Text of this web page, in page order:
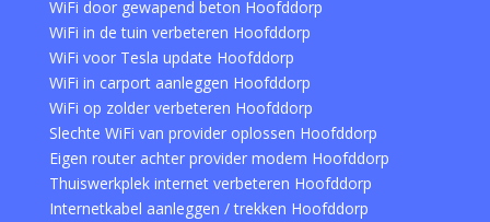
WiFi door gewapend beton Hoofddorp
WiFi in de tuin verbeteren Hoofddorp
WiFi voor Tesla update Hoofddorp
WiFi in carport aanleggen Hoofddorp
WiFi op zolder verbeteren Hoofddorp
Slechte WiFi van provider oplossen Hoofddorp
Eigen router achter provider modem Hoofddorp
Thuiswerkplek internet verbeteren Hoofddorp
Internetkabel aanleggen / trekken Hoofddorp